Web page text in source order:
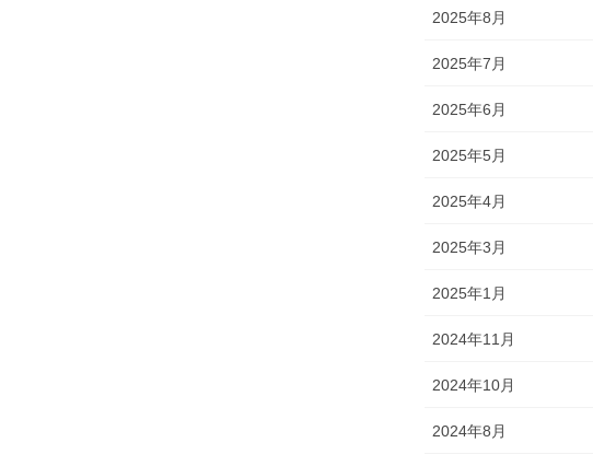
2025年8月
2025年7月
2025年6月
2025年5月
2025年4月
2025年3月
2025年1月
2024年11月
2024年10月
2024年8月